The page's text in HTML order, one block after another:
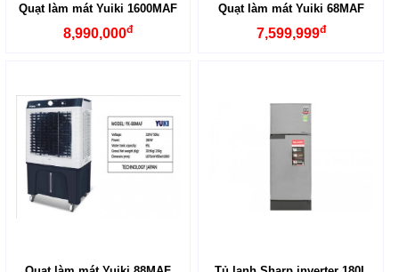
Quạt làm mát Yuiki 1600MAF
8,990,000đ
Quạt làm mát Yuiki 68MAF
7,599,999đ